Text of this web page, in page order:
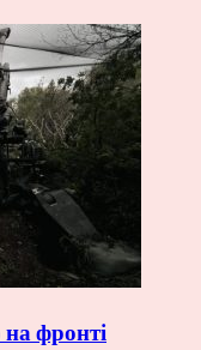
фронті